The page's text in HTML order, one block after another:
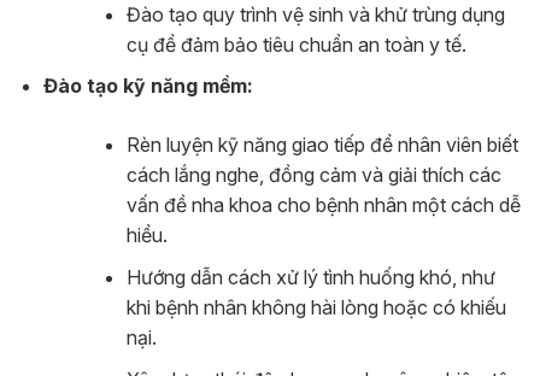
Đào tạo quy trình vệ sinh và khử trùng dụng
cụ để đảm bảo tiêu chuẩn an toàn y tế.
Đào tạo kỹ năng mềm:
Rèn luyện kỹ năng giao tiếp để nhân viên biết
cách lắng nghe, đồng cảm và giải thích các
vấn đề nha khoa cho bệnh nhân một cách dễ
hiểu.
Hướng dẫn cách xử lý tình huống khó, như
khi bệnh nhân không hài lòng hoặc có khiếu
nại.